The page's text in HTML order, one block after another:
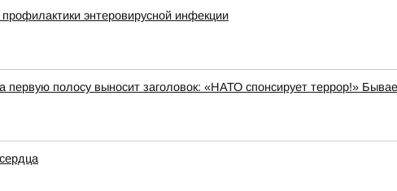
энтеровирусной инфекции
полосу выносит заголовок: «НАТО спонсирует террор!»